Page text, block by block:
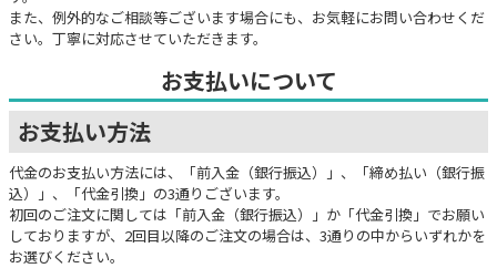
また、例外的なご相談等ございます場合にも、お気軽にお問い合わせくだ
さい。丁寧に対応させていただきます。
お支払いについて
お支払い方法
代金のお支払い方法には、「前入金（銀行振込）」、「締め払い（銀行振
込）」、「代金引換」の3通りございます。
初回のご注文に関しては「前入金（銀行振込）」か「代金引換」でお願い
しておりますが、2回目以降のご注文の場合は、3通りの中からいずれかを
お選びください。